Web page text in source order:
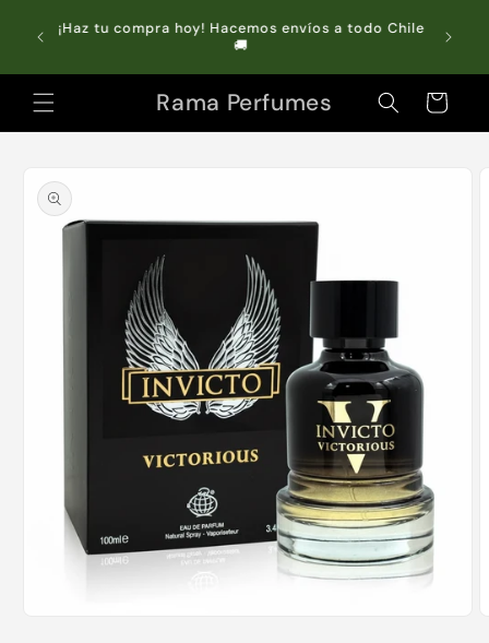
directamente
al contenido
Chile Compra online y retira GRATIS en tienda 🏬
Rama Perfumes Carrito
a la
información
del producto